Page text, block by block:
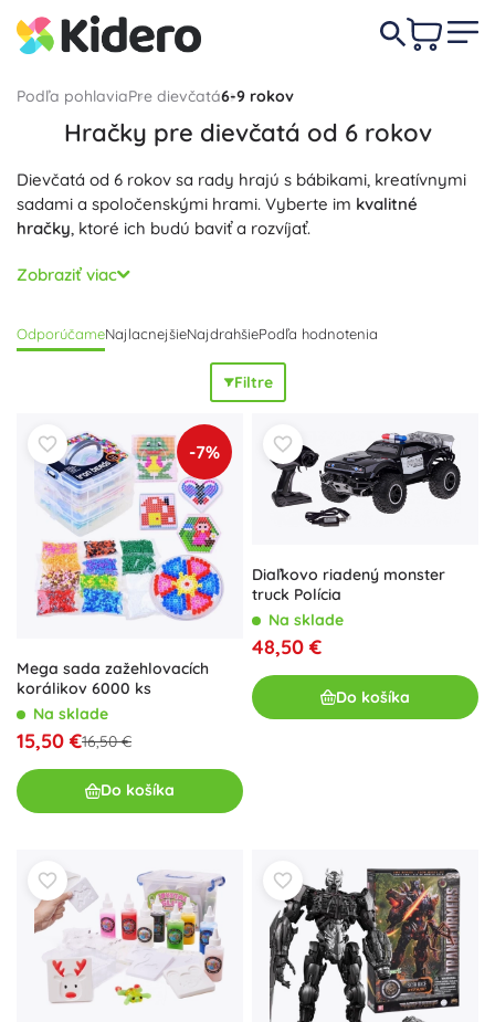
Podľa pohlaviaPre dievčatá6-9 rokov
Hračky pre dievčatá od 6 rokov
Dievčatá od 6 rokov sa rady hrajú s bábikami, kreatívnymi
sadami a spoločenskými hrami. Vyberte im kvalitné
hračky, ktoré ich budú baviť a rozvíjať.
Naše
bezpečné a nápadité hračky
zručnosť a hravé učenie.
Zobraziť viac
OdporúčameNajlacnejšieNajdrahšiePodľa hodnotenia
Filtre
-7%
Mega sada zažehlovacích
korálikov 6000 ks
Na sklade
15,50 €16,50 €
Do košíka
Diaľkovo riadený monster
truck Polícia
Na sklade
48,50 €
Do košíka